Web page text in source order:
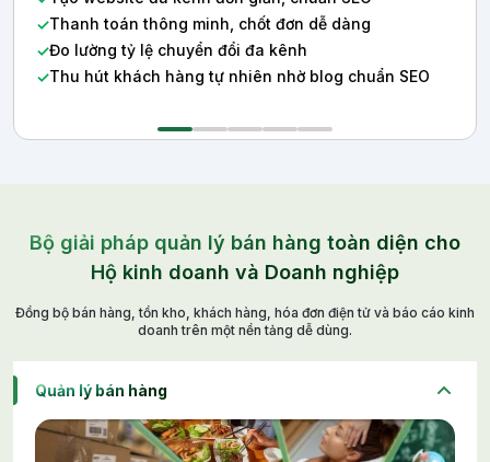
Thanh toán thông minh, chốt đơn dễ dàng
Đo lường tỷ lệ chuyển đổi đa kênh
Thu hút khách hàng tự nhiên nhờ blog chuẩn SEO
Bộ giải pháp quản lý bán hàng toàn diện cho
Hộ kinh doanh và Doanh nghiệp
Đồng bộ bán hàng, tồn kho, khách hàng, hóa đơn điện tử và báo cáo kinh
doanh trên một nền tảng dễ dùng.
Quản lý bán hàng